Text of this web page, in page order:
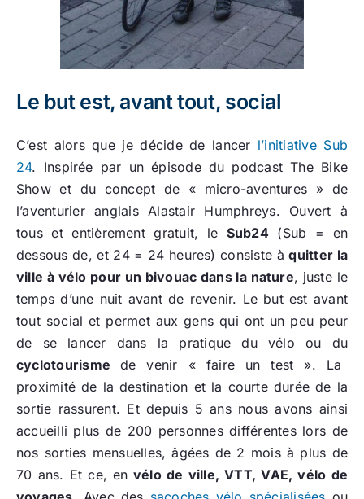
Le but est, avant tout, social
C’est alors que je décide de lancer l’initiative Sub
24. Inspirée par un épisode du podcast The Bike
Show et du concept de « micro-aventures » de
l’aventurier anglais Alastair Humphreys. Ouvert à
tous et entièrement gratuit, le Sub24(Sub = en
dessous de, et 24 = 24 heures) consiste àquitter la
ville à vélo pour un bivouac dans la nature, juste le
temps d’une nuit avant de revenir. Le but est avant
tout social et permet aux gens qui ont un peu peur
de se lancer dans la pratique du vélo ou du
cyclotourismede venir « faire un test ». La
proximité de la destination et la courte durée de la
sortie rassurent. Et depuis 5 ans nous avons ainsi
accueilli plus de 200 personnes différentes lors de
nos sorties mensuelles, âgées de 2 mois à plus de
70 ans. Et ce, en vélo de ville, VTT, VAE, vélo de